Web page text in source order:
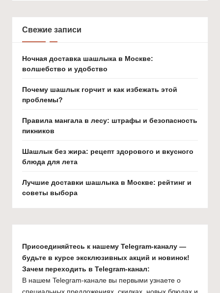
Свежие записи
Ночная доставка шашлыка в Москве:
волшебство и удобство
Почему шашлык горчит и как избежать этой
проблемы?
Правила мангала в лесу: штрафы и безопасность
пикников
Шашлык без жира: рецепт здорового и вкусного
блюда для лета
Лучшие доставки шашлыка в Москве: рейтинг и
советы выбора
Присоединяйтесь к нашему Telegram-каналу —
будьте в курсе эксклюзивных акций и новинок!
Зачем переходить в Telegram-канал:
В нашем Telegram-канале вы первыми узнаете о